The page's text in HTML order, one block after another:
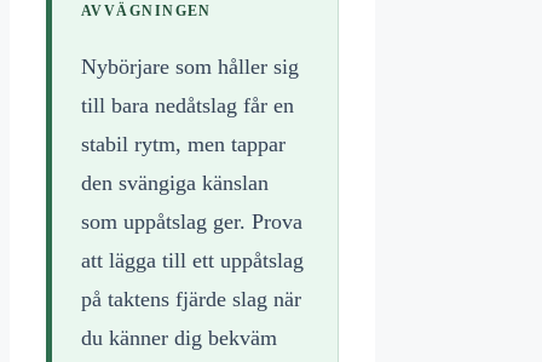
AVVÄGNINGEN
Nybörjare som håller sig
till bara nedåtslag får en
stabil rytm, men tappar
den svängiga känslan
som uppåtslag ger. Prova
att lägga till ett uppåtslag
på taktens fjärde slag när
du känner dig bekväm